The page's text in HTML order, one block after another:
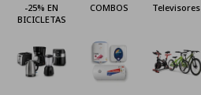
-25% EN
BICICLETAS
COMBOS Televisores